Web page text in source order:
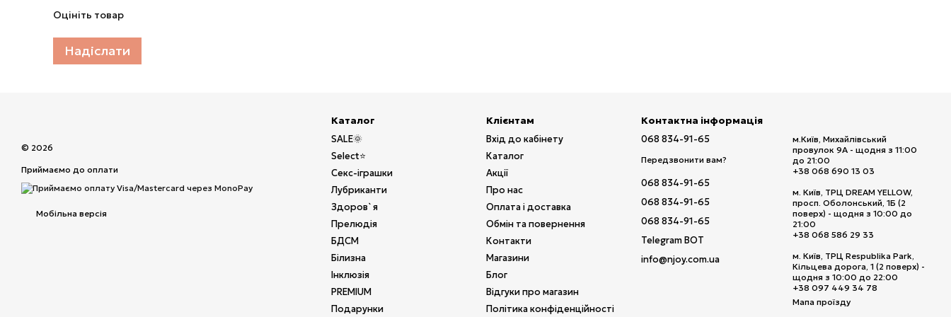
Оцініть товар
Надіслати
© 2026
Приймаємо до оплати
Мобільна версія
Каталог
SALE🌞
Select⭐
Секс-іграшки
Лубриканти
Здоров`я
Прелюдія
БДСМ
Білизна
Інклюзія
PREMIUM
Подарунки
Клієнтам
Вхід до кабінету
Каталог
Акції
Про нас
Оплата і доставка
Обмін та повернення
Контакти
Магазини
Блог
Відгуки про магазин
Політика конфіденційності
Контактна інформація
068 834-91-65
Передзвонити вам?
068 834-91-65
068 834-91-65
068 834-91-65
Telegram BOT
info@njoy.com.ua
м.Київ, Михайлівський
провулок 9А - щодня з 11:00
до 21:00
+38 068 690 13 03
м. Київ, ТРЦ DREAM YELLOW,
просп. Оболонський, 1Б (2
поверх) - щодня з 10:00 до
21:00
+38 068 586 29 33
м. Київ, ТРЦ Respublika Park,
Кільцева дорога, 1 (2 поверх) -
щодня з 10:00 до 22:00
+38 097 449 34 78
Мапа проїзду